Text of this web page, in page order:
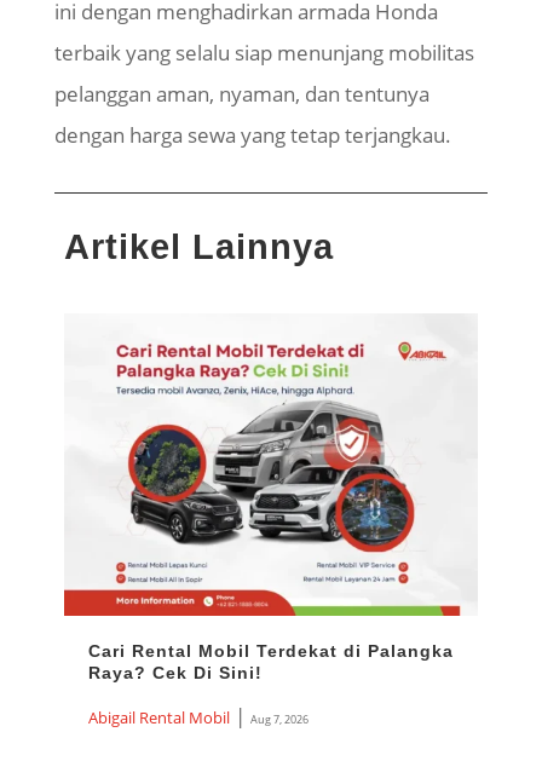
ini dengan menghadirkan armada Honda
terbaik yang selalu siap menunjang mobilitas
pelanggan aman, nyaman, dan tentunya
dengan harga sewa yang tetap terjangkau.
Artikel Lainnya
Cari Rental Mobil Terdekat di Palangka
Raya? Cek Di Sini!
Abigail Rental Mobil | Aug 7, 2026